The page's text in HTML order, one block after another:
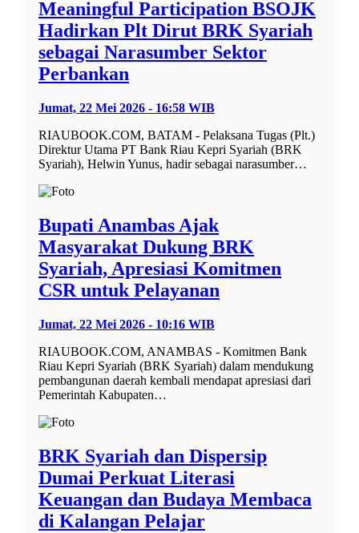
Meaningful Participation BSOJK
Hadirkan Plt Dirut BRK Syariah
sebagai Narasumber Sektor
Perbankan
Jumat, 22 Mei 2026 - 16:58 WIB
RIAUBOOK.COM, BATAM - Pelaksana Tugas (Plt.)
Direktur Utama PT Bank Riau Kepri Syariah (BRK
Syariah), Helwin Yunus, hadir sebagai narasumber…
Bupati Anambas Ajak
Masyarakat Dukung BRK
Syariah, Apresiasi Komitmen
CSR untuk Pelayanan
Jumat, 22 Mei 2026 - 10:16 WIB
RIAUBOOK.COM, ANAMBAS - Komitmen Bank
Riau Kepri Syariah (BRK Syariah) dalam mendukung
pembangunan daerah kembali mendapat apresiasi dari
Pemerintah Kabupaten…
BRK Syariah dan Dispersip
Dumai Perkuat Literasi
Keuangan dan Budaya Membaca
di Kalangan Pelajar